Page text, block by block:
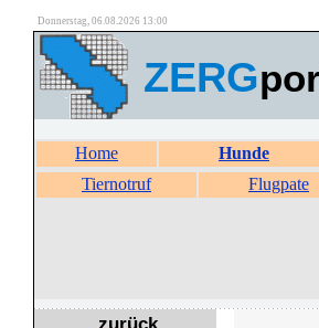
Donnerstag, 06.08.2026 13:00
ZERG
Home Hunde
Tiernotruf
Flugpate